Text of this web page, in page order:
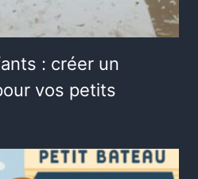
: créer un
vos petits